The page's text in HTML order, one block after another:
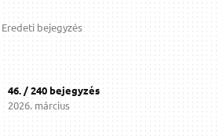
Eredeti bejegyzés
46. /240 bejegyzés
2026. március